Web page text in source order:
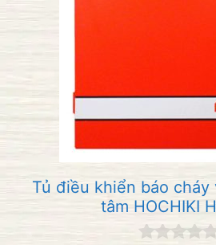
Tủ điều khiển báo cháy
tâm HOCHIKI